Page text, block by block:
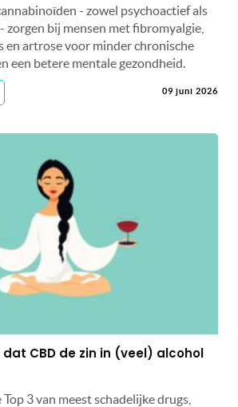
- zowel psychoactief als
zorgen bij mensen met fibromyalgie,
artrose voor minder chronische
een betere mentale gezondheid.
09 juni 2026
CBD de zin in (veel) alcohol
3 van meest schadelijke drugs,